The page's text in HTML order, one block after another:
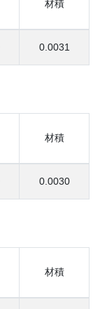
材積
0.0031
材積
0.0030
材積